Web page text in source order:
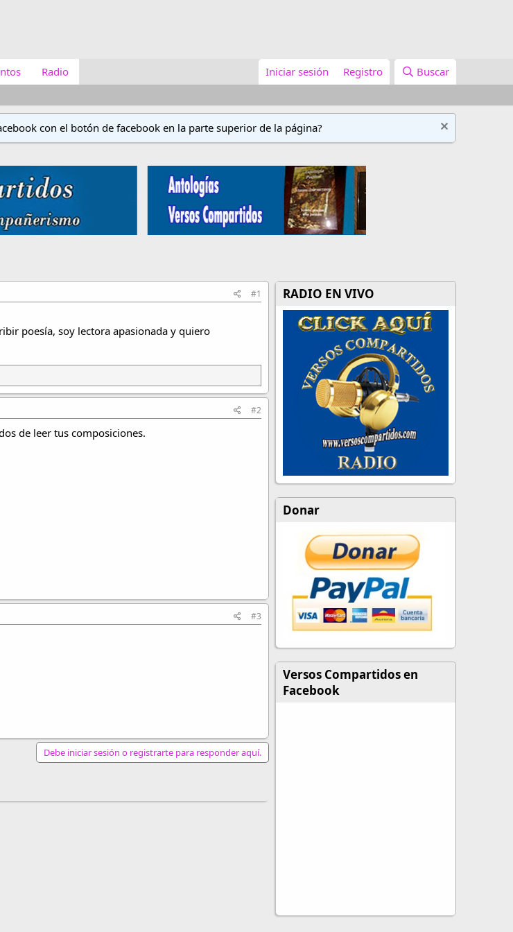
Radio Iniciar sesión Registro Buscar
con el botón de facebook en la parte superior de la página?
#1
poesía, soy lectora apasionada y quiero
#2
de leer tus composiciones.
#3
Debe iniciar sesión o registrarte para responder aquí.
RADIO EN VIVO
Donar
Versos Compartidos en
Facebook